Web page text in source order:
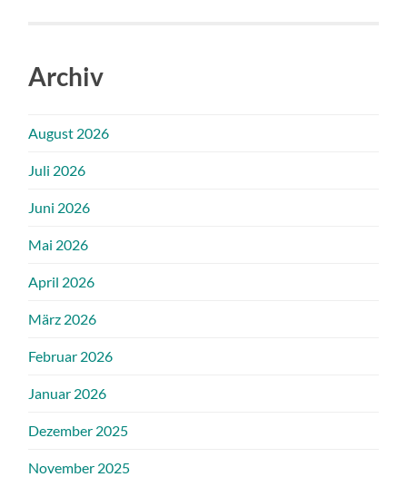
Archiv
August 2026
Juli 2026
Juni 2026
Mai 2026
April 2026
März 2026
Februar 2026
Januar 2026
Dezember 2025
November 2025